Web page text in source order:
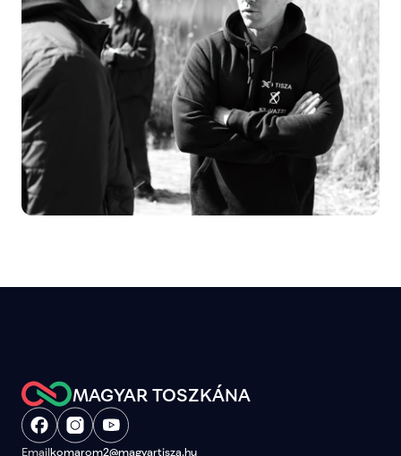
MAGYAR TOSZKÁNA
Emailkomarom2@magyartisza.hu